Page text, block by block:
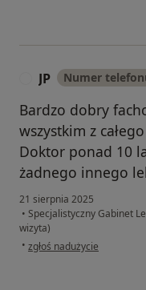
JP Numer
Bardzo dobry
wszystkim z
Doktor ponad 10
żadnego innego
21 sierpnia 2025
• Specjalistyczny Gabinet
wizyta)
• w opinii użytkownika JP
zgłoś nadużycie